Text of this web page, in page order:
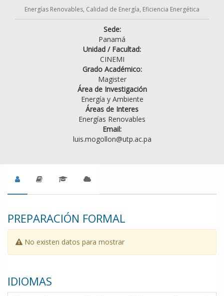
Energías Renovables, Calidad de Energía, Eficiencia Energética
Sede:
Panamá
Unidad / Facultad:
CINEMI
Grado Académico:
Magister
Área de Investigación
Energía y Ambiente
Áreas de Interes
Energías Renovables
Email:
luis.mogollon@utp.ac.pa
PREPARACIÓN FORMAL
No existen datos para mostrar
IDIOMAS